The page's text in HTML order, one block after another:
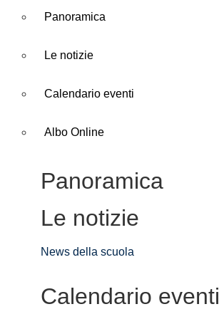
Panoramica
Le notizie
Calendario eventi
Albo Online
Panoramica
Le notizie
News della scuola
Calendario eventi